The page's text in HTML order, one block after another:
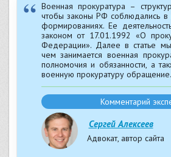
Военная прокуратура –
чтобы законы РФ соблюдались в
формированиях. Ее
законом от 17.01.1992 «О
Федерации». Далее в статье
чем занимается военная
полномочия и обязанности, а
военную прокуратуру обращение.
Сергей Алексеев
Адвокат, автор сайта
Комментарий